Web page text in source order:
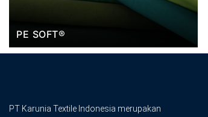
PE DOUBLE SOFT
PT Karunia Textile Indonesia merupakan